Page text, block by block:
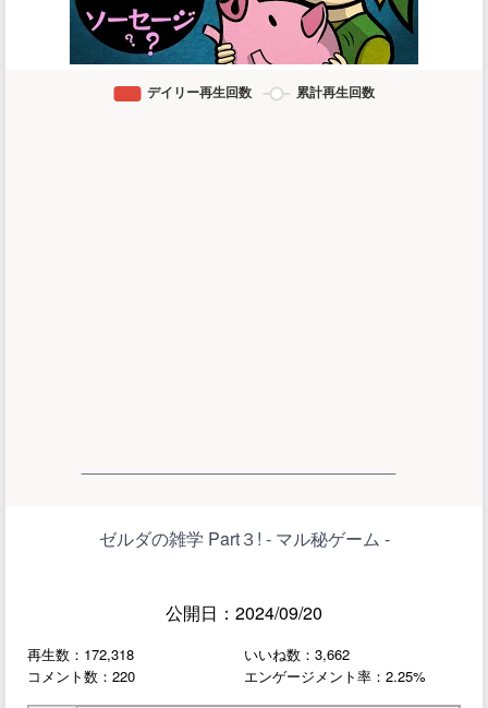
ゼルダの雑学 Part３! - マル秘ゲーム -
公開日：2024/09/20
再生数：172,318
いいね数：3,662
コメント数：220
エンゲージメント率：2.25%